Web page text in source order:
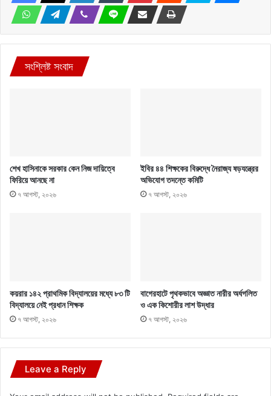
সংশ্লিষ্ট সংবাদ
শেখ হাসিনাকে সরকার কেন নিজ দায়িত্বে
ফিরিয়ে আনছে না
৭ আগস্ট, ২০২৬
ইবির ৪৪ শিক্ষকের বিরুদ্ধে নৈরাজ্য ষড়যন্ত্রের
অভিযোগ তদন্তে কমিটি
৭ আগস্ট, ২০২৬
কয়রার ১৪২ প্রাথমিক বিদ্যালয়ের মধ্যে ৮৩ টি
বিদ্যালয়ে নেই প্রধান শিক্ষক
৭ আগস্ট, ২০২৬
বাগেরহাটে পৃথকভাবে অজ্ঞাত নারীর অর্ধগলিত
ও এক কিশোরীর লাশ উদ্ধার
৭ আগস্ট, ২০২৬
Leave a Reply